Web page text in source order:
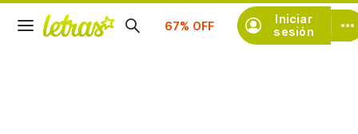
Iniciar
sesión
Suscríbete